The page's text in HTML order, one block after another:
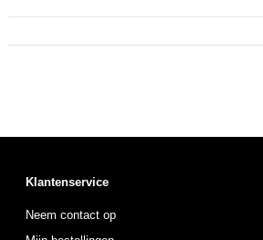
Klantenservice
Neem contact op